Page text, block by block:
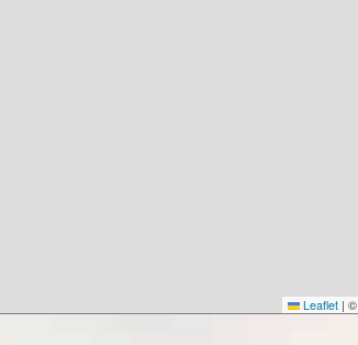
Leaflet | ©